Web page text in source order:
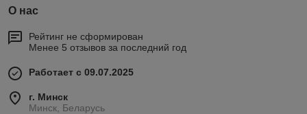
О нас
Рейтинг не сформирован
Менее 5 отзывов за последний год
Работает с 09.07.2025
г. Минск
Минск, Беларусь